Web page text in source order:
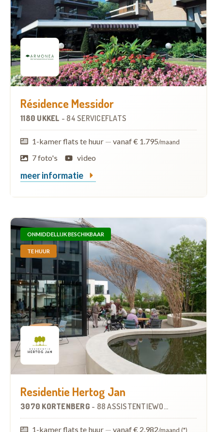
Résidence Messidor
1180 UKKEL - 84 SERVICEFLATS
1-kamer flats te huur — vanaf € 1.795/maand
7 foto's video
meer informatie
ONMIDDELLIJK BESCHIKBAAR
TE HUUR
Residentie Hertog Jan
3070 KORTENBERG - 88 ASSISTENTIEWONINGEN
1-kamer flats te huur — vanaf € 2.982/maand (*)